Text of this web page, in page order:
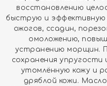
восстановлению
быструю и эффективную
ожогов, ссадин,
омоложению,
устранению морщин.
сохранения
утомлённую кожу и
дряблой кожи.